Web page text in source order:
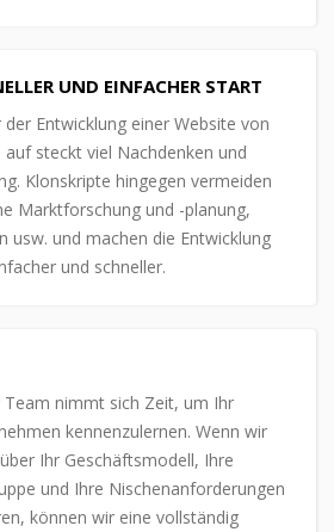
UND EINFACHER START
der Entwicklung einer Website von
auf steckt viel Nachdenken und
Klonskripte hingegen vermeiden
Marktforschung und -planung,
usw. und machen die Entwicklung
und schneller.
Team nimmt sich Zeit, um Ihr
kennenzulernen. Wenn wir
Ihr Geschäftsmodell, Ihre
und Ihre Nischenanforderungen
können wir eine vollständig